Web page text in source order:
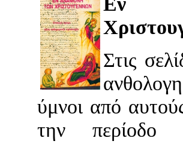
Στις
ύμνοι από
την περίοδο